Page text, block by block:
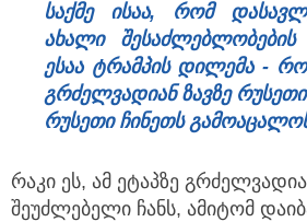
საქმე ისაა, რომ
ახალი
ესაა ტრამპის დილემა -
გრძელვადიან ზავზე
რუსეთი ჩინეთს
რაკი ეს, ამ ეტაპზე
შეუძლებელი ჩანს, ამიტომ